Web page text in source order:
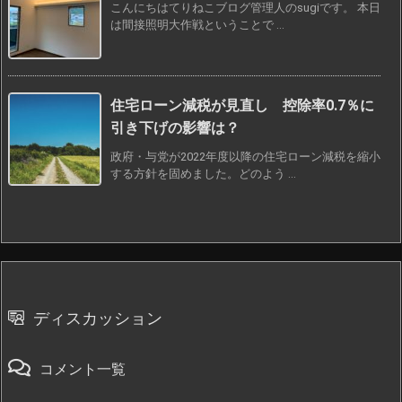
こんにちはてりねこブログ管理人のsugiです。 本日
は間接照明大作戦ということで ...
住宅ローン減税が見直し 控除率0.7％に
引き下げの影響は？
政府・与党が2022年度以降の住宅ローン減税を縮小
する方針を固めました。どのよう ...
ディスカッション
コメント一覧